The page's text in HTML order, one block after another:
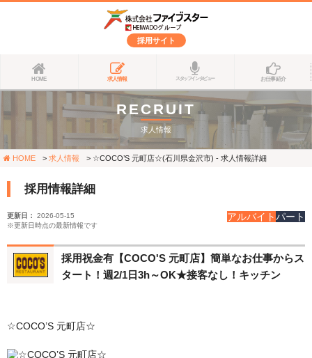
採用サイト
HOME 求人情報 スタッフインタビュー お仕事紹介
RECRUIT
求人情報
HOME 求人情報 ☆COCO’S 元町店☆(石川県金沢市) - 求人情報詳細
採用情報詳細
更新日：
2026-05-15
※更新日時点の最新情報です
アルバイトパート
採用祝金有【COCO'S 元町店】簡単なお仕事からス
タート！週2/1日3h～OK★接客なし！キッチン
☆COCO’S 元町店☆